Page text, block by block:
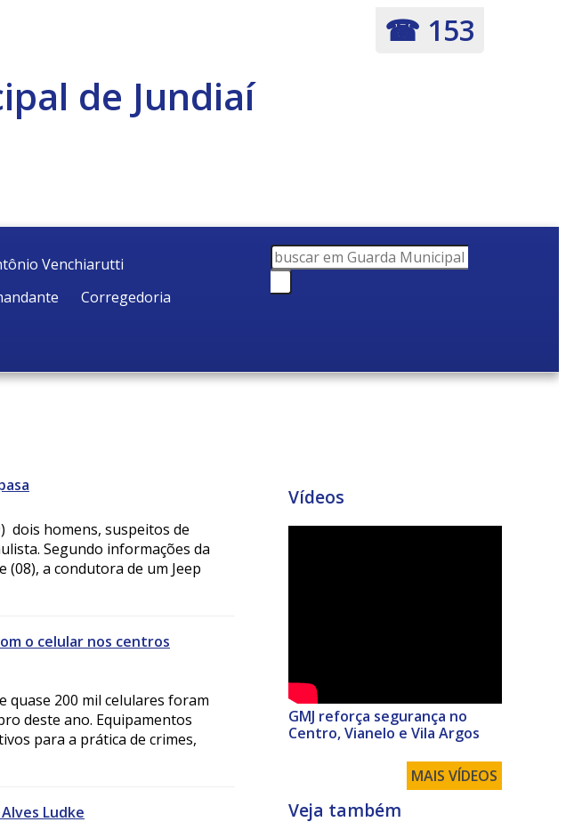
de Jundiaí
☎ 153
Venchiarutti
Corregedoria
dois homens, suspeitos de
Segundo informações da
a condutora de um Jeep
o celular nos centros
quase 200 mil celulares foram
deste ano. Equipamentos
para a prática de crimes,
Ludke
Vídeos
GMJ reforça segurança no
Centro, Vianelo e Vila Argos
MAIS VÍDEOS
Veja também